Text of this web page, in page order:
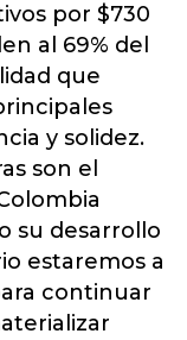
por $730
al 69% del
que
y solidez.
son el
su desarrollo
estaremos a
continuar